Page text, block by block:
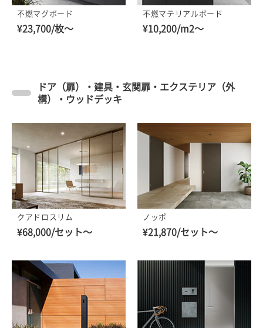
不燃マグボード
¥23,700/枚～
不燃マテリアルボード
¥10,200/m2～
ドア（扉）・建具・玄関扉・エクステリア（外
構）・ウッドデッキ
クアドロスリム
¥68,000/セット～
ノッポ
¥21,870/セット～